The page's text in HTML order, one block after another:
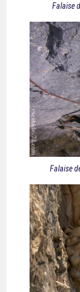
Falaise
Falaise